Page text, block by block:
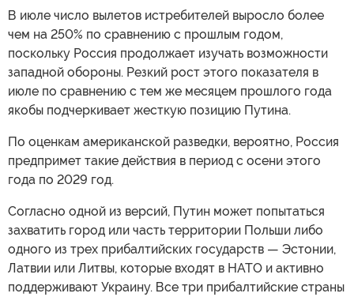
В июле число вылетов истребителей выросло более
чем на 250% по сравнению с прошлым годом,
поскольку Россия продолжает изучать возможности
западной обороны. Резкий рост этого показателя в
июле по сравнению с тем же месяцем прошлого года
якобы подчеркивает жесткую позицию Путина.
По оценкам американской разведки, вероятно, Россия
предпримет такие действия в период с осени этого
года по 2029 год.
Согласно одной из версий, Путин может попытаться
захватить город или часть территории Польши либо
одного из трех прибалтийских государств — Эстонии,
Латвии или Литвы, которые входят в НАТО и активно
поддерживают Украину. Все три прибалтийские страны